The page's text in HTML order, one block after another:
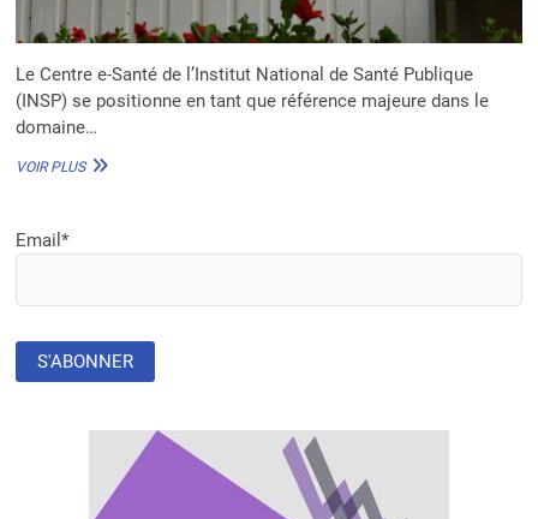
Le Centre e-Santé de l’Institut National de Santé Publique
(INSP) se positionne en tant que référence majeure dans le
domaine…
VOIR PLUSCENTRE
PIONNIER
NUMÉRIQUE
LA
Email*